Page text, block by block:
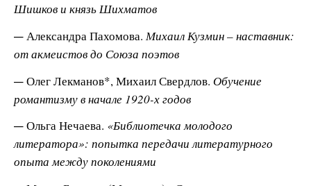
Шишков и князь Шихматов
Александра Пахомова. Михаил Кузмин – наставник:
от акмеистов до Союза поэтов
Олег Лекманов*, Михаил Свердлов. Обучение
романтизму в начале 1920-х годов
Ольга Нечаева. «Библиотечка молодого
литератора»: попытка передачи литературного
опыта между поколениями